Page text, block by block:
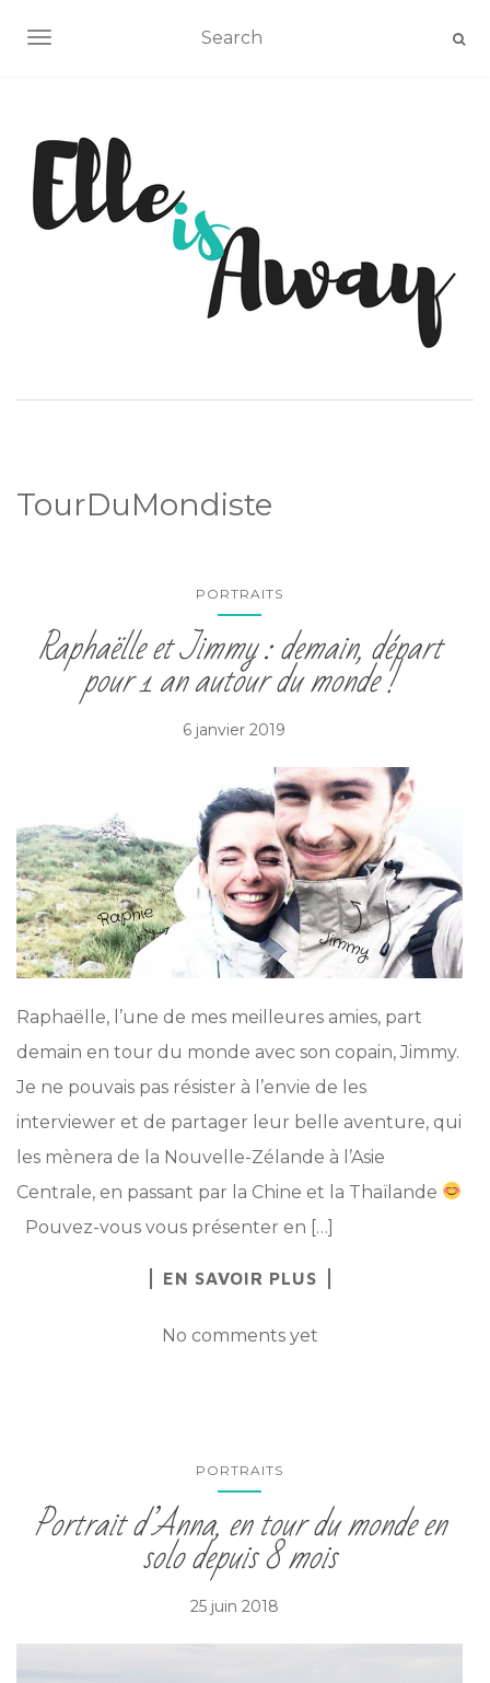
AFFICHER/MASQUER LA NAVIGATION
TourDuMondiste
PORTRAITS
Raphaëlle et Jimmy : demain, départ
pour 1 an autour du monde !
6 janvier 2019
Raphaëlle, l’une de mes meilleures amies, part
demain en tour du monde avec son copain, Jimmy.
Je ne pouvais pas résister à l’envie de les
interviewer et de partager leur belle aventure, qui
les mènera de la Nouvelle-Zélande à l’Asie
Centrale, en passant par la Chine et la Thaïlande
Pouvez-vous vous présenter en […]
EN SAVOIR PLUS
No comments yet
PORTRAITS
Portrait d’Anna, en tour du monde en
solo depuis 8 mois
25 juin 2018